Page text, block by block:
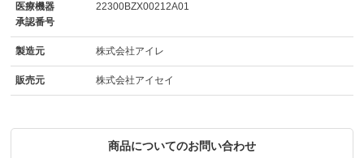
医療機器
承認番号
22300BZX00212A01
製造元 株式会社アイレ
販売元 株式会社アイセイ
商品についてのお問い合わせ